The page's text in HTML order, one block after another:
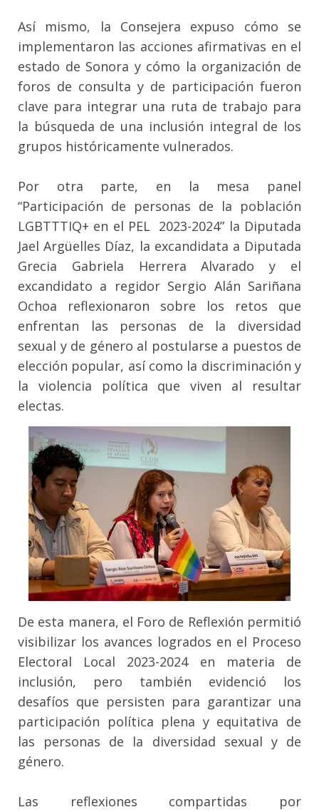
Así mismo, la Consejera expuso cómo se
implementaron las acciones afirmativas en el
estado de Sonora y cómo la organización de
foros de consulta y de participación fueron
clave para integrar una ruta de trabajo para
la búsqueda de una inclusión integral de los
grupos históricamente vulnerados.
Por otra parte, en la mesa panel
“Participación de personas de la población
LGBTTTIQ+ en el PEL 2023-2024” la Diputada
Jael Argüelles Díaz, la excandidata a Diputada
Grecia Gabriela Herrera Alvarado y el
excandidato a regidor Sergio Alán Sariñana
Ochoa reflexionaron sobre los retos que
enfrentan las personas de la diversidad
sexual y de género al postularse a puestos de
elección popular, así como la discriminación y
la violencia política que viven al resultar
electas.
De esta manera, el Foro de Reflexión permitió
visibilizar los avances logrados en el Proceso
Electoral Local 2023-2024 en materia de
inclusión, pero también evidenció los
desafíos que persisten para garantizar una
participación política plena y equitativa de
las personas de la diversidad sexual y de
género.
Las reflexiones compartidas por